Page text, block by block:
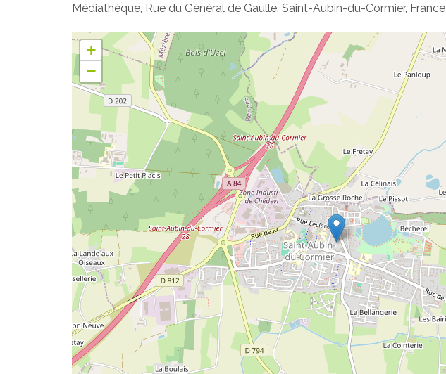
Médiathèque, Rue du Général de Gaulle, Saint-Aubin-du-Cormier, France
+
−